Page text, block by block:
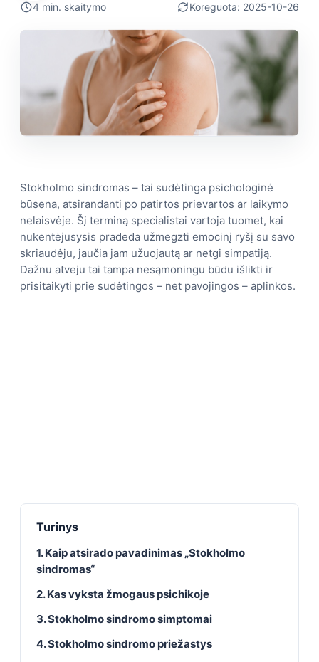
4 min. skaitymo
Koreguota: 2025-10-26
Stokholmo sindromas – tai sudėtinga psichologinė
būsena, atsirandanti po patirtos prievartos ar laikymo
nelaisvėje. Šį terminą specialistai vartoja tuomet, kai
nukentėjusysis pradeda užmegzti emocinį ryšį su savo
skriaudėju, jaučia jam užuojautą ar netgi simpatiją.
Dažnu atveju tai tampa nesąmoningu būdu išlikti ir
prisitaikyti prie sudėtingos – net pavojingos – aplinkos.
Turinys
1. Kaip atsirado pavadinimas „Stokholmo
sindromas“
2. Kas vyksta žmogaus psichikoje
3. Stokholmo sindromo simptomai
4. Stokholmo sindromo priežastys